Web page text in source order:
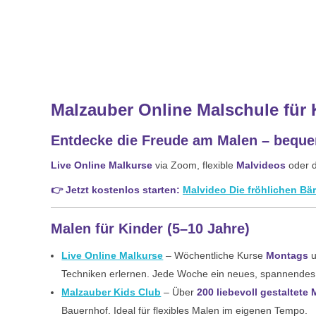
Malzauber Online Malschule
Entdecke die Freude am Malen –
Live Online Malkurse via Zoom, flexible Malvideos oder
👉 Jetzt kostenlos starten: Malvideo Die fröhlichen
Malen für Kinder (5–10 Jahre)
Live Online Malkurse – Wöchentliche Kurse Montags
Techniken erlernen. Jede Woche ein neues,
Malzauber Kids Club – Über200 liebevoll gestaltete
Bauernhof. Ideal für flexibles Malen im eigenen Tempo.